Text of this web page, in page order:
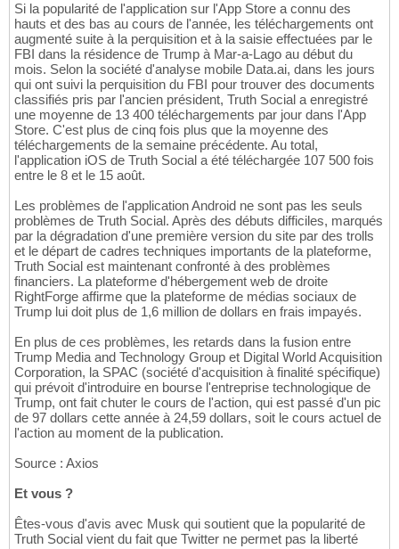
Si la popularité de l'application sur l'App Store a connu des
hauts et des bas au cours de l'année, les téléchargements ont
augmenté suite à la perquisition et à la saisie effectuées par le
FBI dans la résidence de Trump à Mar-a-Lago au début du
mois. Selon la société d'analyse mobile Data.ai, dans les jours
qui ont suivi la perquisition du FBI pour trouver des documents
classifiés pris par l'ancien président, Truth Social a enregistré
une moyenne de 13 400 téléchargements par jour dans l'App
Store. C'est plus de cinq fois plus que la moyenne des
téléchargements de la semaine précédente. Au total,
l'application iOS de Truth Social a été téléchargée 107 500 fois
entre le 8 et le 15 août.
Les problèmes de l'application Android ne sont pas les seuls
problèmes de Truth Social. Après des débuts difficiles, marqués
par la dégradation d'une première version du site par des trolls
et le départ de cadres techniques importants de la plateforme,
Truth Social est maintenant confronté à des problèmes
financiers. La plateforme d'hébergement web de droite
RightForge affirme que la plateforme de médias sociaux de
Trump lui doit plus de 1,6 million de dollars en frais impayés.
En plus de ces problèmes, les retards dans la fusion entre
Trump Media and Technology Group et Digital World Acquisition
Corporation, la SPAC (société d'acquisition à finalité spécifique)
qui prévoit d'introduire en bourse l'entreprise technologique de
Trump, ont fait chuter le cours de l'action, qui est passé d'un pic
de 97 dollars cette année à 24,59 dollars, soit le cours actuel de
l'action au moment de la publication.
Source : Axios
Et vous ?
Êtes-vous d'avis avec Musk qui soutient que la popularité de
Truth Social vient du fait que Twitter ne permet pas la liberté